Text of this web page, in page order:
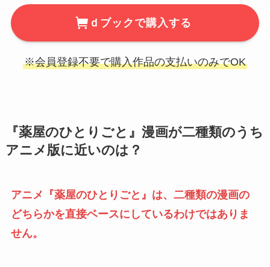
ｄブックで購入する
※会員登録不要で購入作品の支払いのみでOK
『薬屋のひとりごと』漫画が二種類のうち
アニメ版に近いのは？
アニメ『薬屋のひとりごと』は、二種類の漫画の
どちらかを直接ベースにしているわけではありま
せん。